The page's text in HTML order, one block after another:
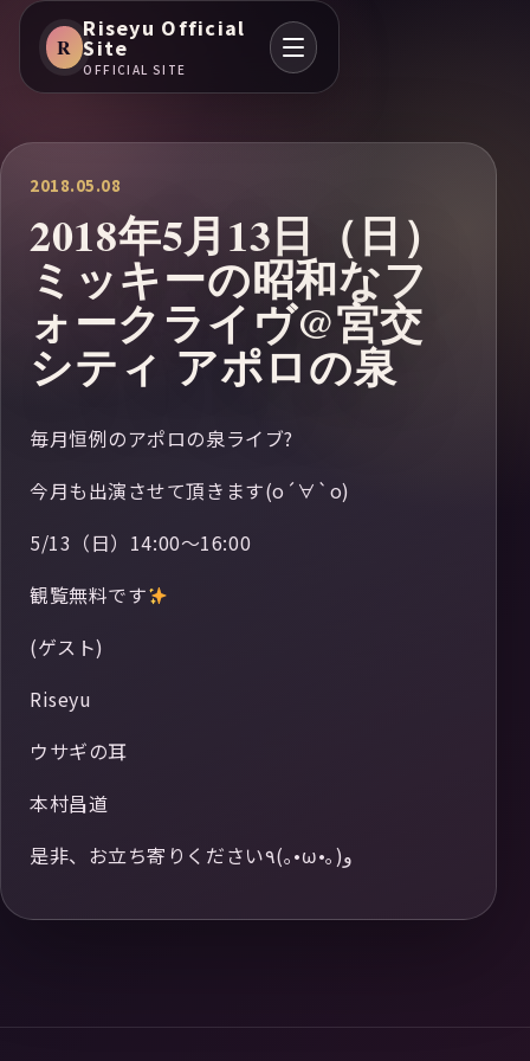
R
Riseyu Official
Site
OFFICIAL SITE
2018.05.08
2018年5月13日（日）
ミッキーの昭和なフ
ォークライヴ@宮交
シティ アポロの泉
毎月恒例のアポロの泉ライブ?
今月も出演させて頂きます(о´∀`о)
5/13（日）14:00〜16:00
観覧無料です
(ゲスト)
Riseyu
ウサギの耳
本村昌道
是非、お立ち寄りください٩(｡•ω•｡) و